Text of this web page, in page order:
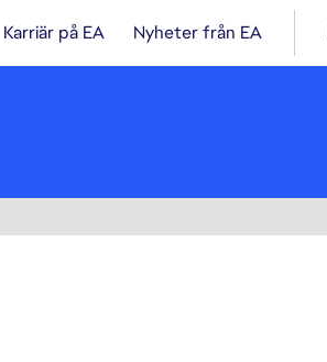
Karriär på EA Nyheter från EA